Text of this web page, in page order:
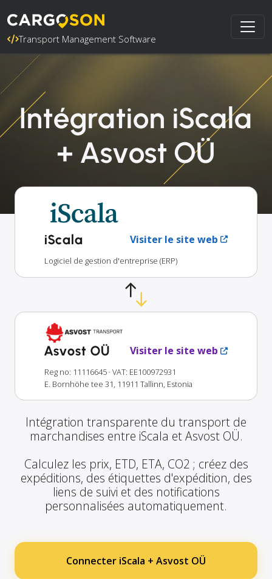
Transport Management Software
Intégration iScala
+ Asvost OÜ
iScala Visiter le site web
Logiciel de gestion d'entreprise (ERP)
Asvost OÜ Visiter le site web
Reg no: 11116645 · VAT: EE100972931
E. Bornhöhe tee 31, 11911 Tallinn, Estonia
Intégration transparente du transport de
marchandises entre iScala et Asvost OÜ.
Calculez les prix, ETD, ETA, CO2 ; créez des
expéditions, des étiquettes d'expédition, des
liens de suivi et des notifications
personnalisées automatiquement.
Connecter iScala + Asvost OÜ